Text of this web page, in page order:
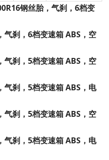
钢丝胎，气刹， 6档变
刹， 6档变速箱 ABS，空
刹，5档变速箱 ABS，空
刹，5档变速箱 ABS，电
刹， 5档变速箱 ABS，空
刹，5档变速箱 ABS，电